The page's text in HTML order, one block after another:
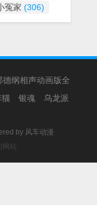
冤家 (306)
德纲相声动画版全
猫 银魂
乌龙派
by 风车动漫
站